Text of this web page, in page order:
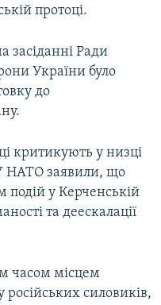
протоці.
засіданні Ради
України було
до
критикують у низці
НАТО заявили, що
подій у Керченській
та деескалації
часом місцем
силовиків,